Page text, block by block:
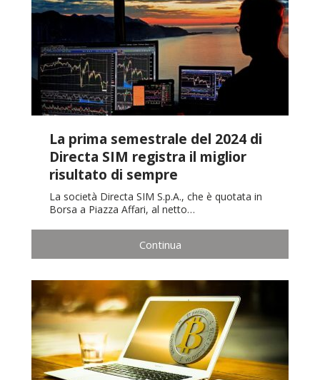
La prima semestrale del 2024 di
Directa SIM registra il miglior
risultato di sempre
La società Directa SIM S.p.A., che è quotata in
Borsa a Piazza Affari, al netto…
Continua